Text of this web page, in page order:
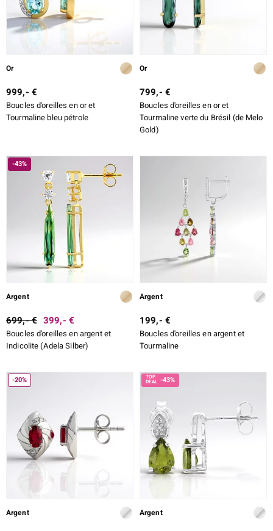
Or
999,- €
Boucles d'oreilles en or et
Tourmaline bleu pétrole
Or
799,- €
Boucles d'oreilles en or et
Tourmaline verte du Brésil (de Melo
Gold)
-43%
Argent
699,- € 399,- €
Boucles d'oreilles en argent et
Indicolite (Adela Silber)
Argent
199,- €
Boucles d'oreilles en argent et
Tourmaline
-20%
Argent
-43%
Argent